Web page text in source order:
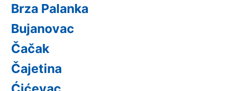
Brza Palanka
Bujanovac
Čačak
Čajetina